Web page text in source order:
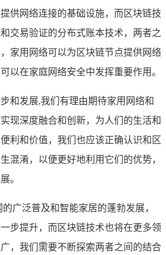
供网络连接的基础设施，而区块链技
交易验证的分布式账本技术，两者之
家用网络可以为区块链节点提供网络
以在家庭网络安全中发挥重要作用。
和发展,我们有理由期待家用网络和
现深度融合和创新，为人们的生活和
利和价值，我们也应该正确认识和区
混淆，以便更好地利用它们的优势，
。
广泛普及和智能家居的蓬勃发展，
步提升，而区块链技术也将在更多领
，我们需要不断探索两者之间的结合